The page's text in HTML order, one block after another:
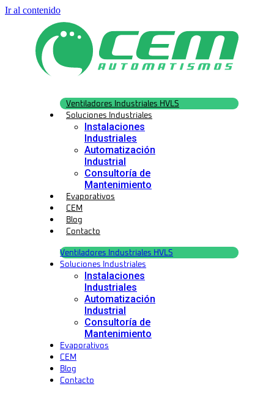
Ir al contenido
Ventiladores Industriales HVLS
Soluciones Industriales
Instalaciones
Industriales
Automatización
Industrial
Consultoría de
Mantenimiento
Evaporativos
CEM
Blog
Contacto
Ventiladores Industriales HVLS
Soluciones Industriales
Instalaciones
Industriales
Automatización
Industrial
Consultoría de
Mantenimiento
Evaporativos
CEM
Blog
Contacto